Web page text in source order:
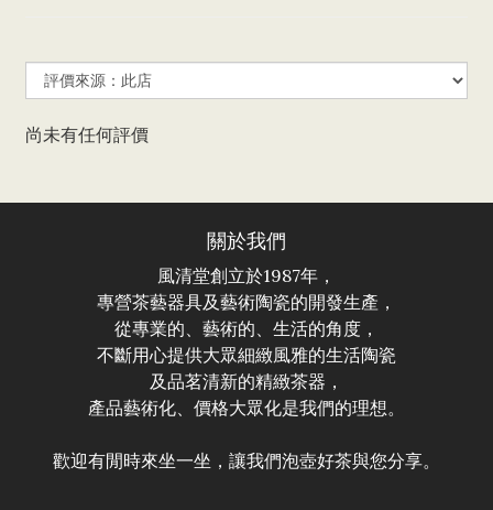
尚未有任何評價
關於我們
風清堂創立於1987年，
專營茶藝器具及藝術陶瓷的開發生產，
從專業的、藝術的、生活的角度，
不斷用心提供大眾細緻風雅的生活陶瓷
及品茗清新的精緻茶器，
產品藝術化、價格大眾化是我們的理想。
歡迎有閒時來坐一坐，讓我們泡壺好茶與您分享。